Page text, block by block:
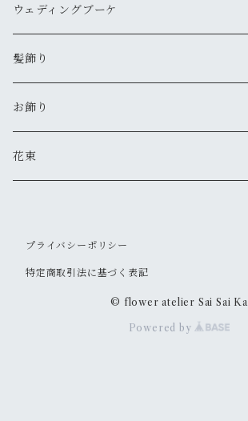
ウェディングブーケ
髪飾り
お飾り
花束
プライバシーポリシー
特定商取引法に基づく表記
© flower atelier Sai Sai Ka
Powered by